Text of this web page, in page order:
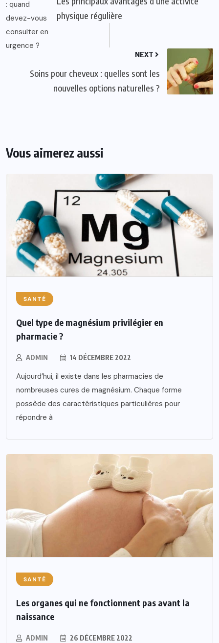
physique régulière
NEXT
Soins pour cheveux : quelles sont les
nouvelles options naturelles ?
Vous aimerez aussi
SANTÉ
Quel type de magnésium privilégier en
pharmacie ?
ADMIN 14 DÉCEMBRE 2022
Aujourd’hui, il existe dans les pharmacies de
nombreuses cures de magnésium. Chaque forme
possède des caractéristiques particulières pour
répondre à
SANTÉ
Les organes qui ne fonctionnent pas avant la
naissance
ADMIN 26 DÉCEMBRE 2022